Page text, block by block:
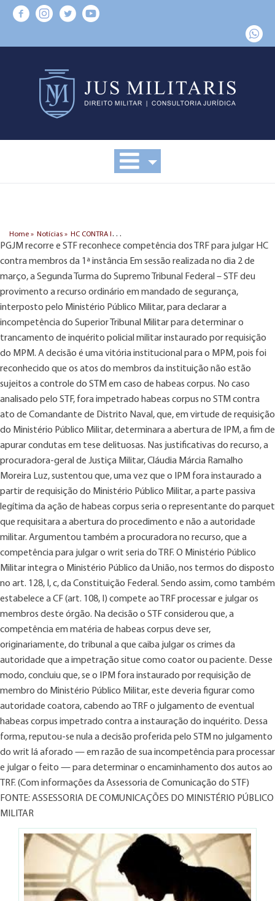
Home » Notícias » H
C CONTRA INQUÉRITO REQUISITADO PELO MPM(1º GRAU)
PGJM recorre e STF reconhece competência dos TRF para julgar HC
contra membros da 1ª instância Em sessão realizada no dia 2 de
março, a Segunda Turma do Supremo Tribunal Federal – STF deu
provimento a recurso ordinário em mandado de segurança,
interposto pelo Ministério Público Militar, para declarar a
incompetência do Superior Tribunal Militar para determinar o
trancamento de inquérito policial militar instaurado por requisição
do MPM. A decisão é uma vitória institucional para o MPM, pois foi
reconhecido que os atos do membros da instituição não estão
sujeitos a controle do STM em caso de habeas corpus. No caso
analisado pelo STF, fora impetrado habeas corpus no STM contra
ato de Comandante de Distrito Naval, que, em virtude de requisição
do Ministério Público Militar, determinara a abertura de IPM, a fim de
apurar condutas em tese delituosas. Nas justificativas do recurso, a
procuradora-geral de Justiça Militar, Cláudia Márcia Ramalho
Moreira Luz, sustentou que, uma vez que o IPM fora instaurado a
partir de requisição do Ministério Público Militar, a parte passiva
legítima da ação de habeas corpus seria o representante do parquet
que requisitara a abertura do procedimento e não a autoridade
militar. Argumentou também a procuradora no recurso, que a
competência para julgar o writ seria do TRF. O Ministério Público
Militar integra o Ministério Público da União, nos termos do disposto
no art. 128, I, c, da Constituição Federal. Sendo assim, como também
estabelece a CF (art. 108, I) compete ao TRF processar e julgar os
membros deste órgão. Na decisão o STF considerou que, a
competência em matéria de habeas corpus deve ser,
originariamente, do tribunal a que caiba julgar os crimes da
autoridade que a impetração situe como coator ou paciente. Desse
modo, concluiu que, se o IPM fora instaurado por requisição de
membro do Ministério Público Militar, este deveria figurar como
autoridade coatora, cabendo ao TRF o julgamento de eventual
habeas corpus impetrado contra a instauração do inquérito. Dessa
forma, reputou-se nula a decisão proferida pelo STM no julgamento
do writ lá aforado — em razão de sua incompetência para processar
e julgar o feito — para determinar o encaminhamento dos autos ao
TRF. (Com informações da Assessoria de Comunicação do STF)
FONTE: ASSESSORIA DE COMUNICAÇÕES DO MINISTÉRIO PÚBLICO
MILITAR